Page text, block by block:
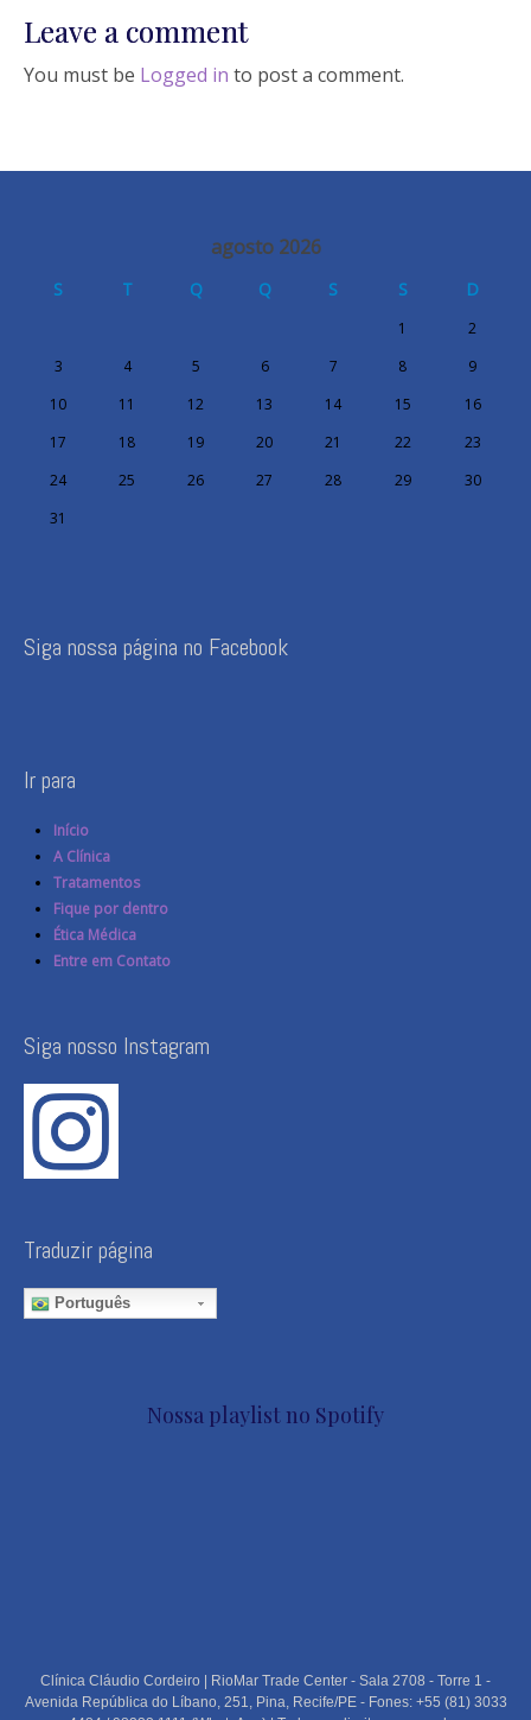
Leave a comment
You must be Logged in to post a comment.
agosto 2026
S T Q Q S S D
1
2
3
4 5 6 7 8
9
10
11 12 13 14 15
16
17
18 19 20 21 22
23
24
25 26 27 28 29
30
31
Siga nossa página no Facebook
Ir para
Início
A Clínica
Tratamentos
Fique por dentro
Ética Médica
Entre em Contato
Siga nosso Instagram
Traduzir página
Português
Nossa playlist no Spotify
Clínica Cláudio Cordeiro | RioMar Trade Center - Sala 2708 - Torre 1 -
Avenida República do Líbano, 251, Pina, Recife/PE - Fones: +55 (81) 3033